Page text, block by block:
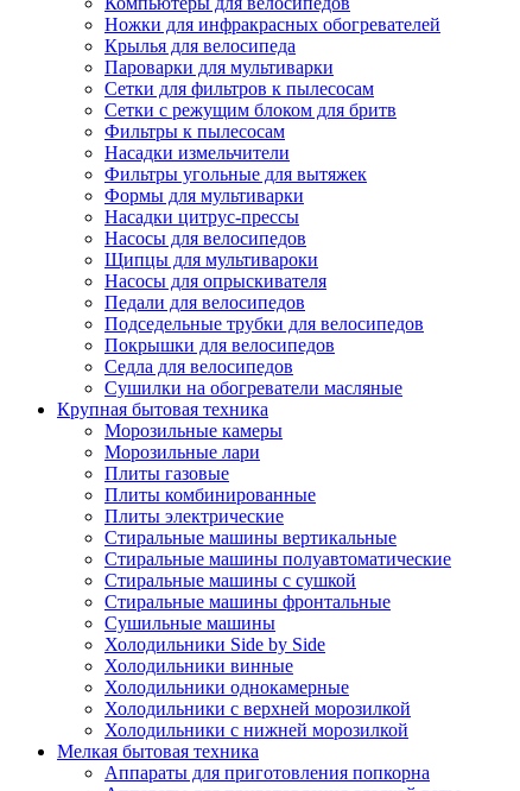
Ножки для инфракрасных обогревателей
Крылья для велосипеда
Пароварки для мультиварки
Сетки для фильтров к пылесосам
Сетки с режущим блоком для бритв
Фильтры к пылесосам
Насадки измельчители
Фильтры угольные для вытяжек
Формы для мультиварки
Насадки цитрус-прессы
Насосы для велосипедов
Щипцы для мультивароки
Насосы для опрыскивателя
Педали для велосипедов
Подседельные трубки для велосипедов
Покрышки для велосипедов
Седла для велосипедов
Сушилки на обогреватели масляные
Крупная бытовая техника
Морозильные камеры
Морозильные лари
Плиты газовые
Плиты комбинированные
Плиты электрические
Стиральные машины вертикальные
Стиральные машины полуавтоматические
Стиральные машины с сушкой
Стиральные машины фронтальные
Сушильные машины
Холодильники Side by Side
Холодильники винные
Холодильники однокамерные
Холодильники с верхней морозилкой
Холодильники с нижней морозилкой
Мелкая бытовая техника
Аппараты для приготовления попкорна